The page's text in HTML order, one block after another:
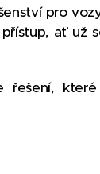
pro
ať už
řešení,